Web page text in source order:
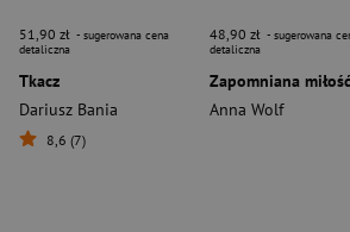
51,90 zł - sugerowana cena
detaliczna
Tkacz
Dariusz Bania
8,6 (7)
48,90 zł - sugerowana
detaliczna
Anna Wolf